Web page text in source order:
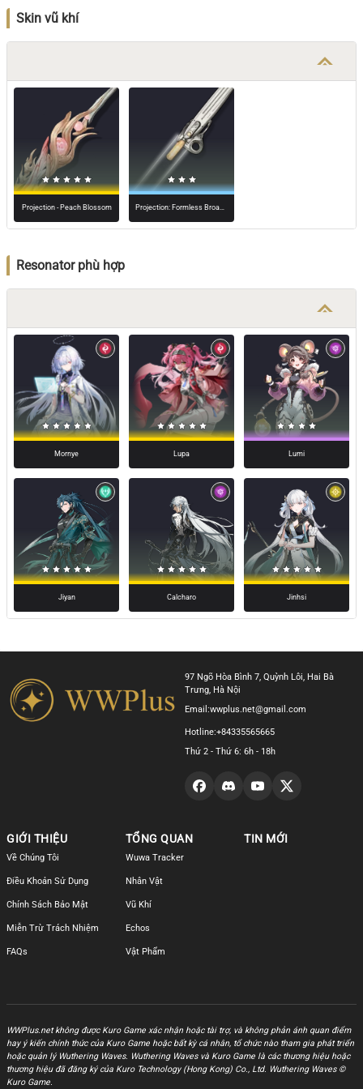
Skin vũ khí
Projection - Peach Blossom
Resonator phù hợp
Mornye Lupa Lumi
Jiyan Calcharo Jinhsi
97 Ngõ Hòa Bình 7, Quỳnh Lôi, Hai Bà
Trưng, Hà Nội
Email:wwplus.net@gmail.com
Hotline:+84335565665
Thứ 2 - Thứ 6: 6h - 18h
GIỚI THIỆU
Về Chúng Tôi
Điều Khoản Sử Dụng
Chính Sách Bảo Mật
Miễn Trừ Trách Nhiệm
FAQs
TỔNG QUAN
Wuwa Tracker
Nhân Vật
Vũ Khí
Echos
Vật Phẩm
TIN MỚI
WWPlus.net không được Kuro Game xác nhận hoặc tài trợ, và không phản ánh quan điểm
hay ý kiến chính thức của Kuro Game hoặc bất kỳ cá nhân, tổ chức nào tham gia phát triển
hoặc quản lý Wuthering Waves. Wuthering Waves và Kuro Game là các thương hiệu hoặc
thương hiệu đã đăng ký của Kuro Technology (Hong Kong) Co., Ltd. Wuthering Waves ©
Kuro Game.